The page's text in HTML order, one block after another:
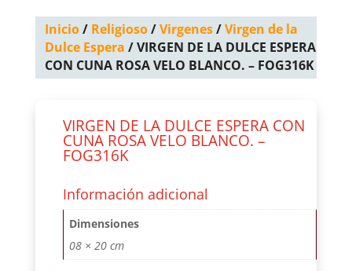
Inicio/ Religioso/Virgenes/Virgen de la
Dulce Espera / VIRGEN DE LA DULCE ESPERA
CON CUNA ROSA VELO BLANCO. – FOG316K
VIRGEN DE LA DULCE ESPERA CON
CUNA ROSA VELO BLANCO. –
FOG316K
Información adicional
Dimensiones
08 × 20 cm